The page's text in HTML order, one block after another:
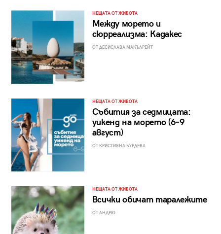
НЕЩАТА ОТ ЖИВОТА
Между морето и
сюрреализма: Кадакес
ОТ ДЕСИСЛАВА МАКЪЛРЕЙТ
НЕЩАТА ОТ ЖИВОТА
Събития за седмицата:
уикенд на морето (6–9
август)
ОТ КРИСТИЯНА БУРДЕВА
НЕЩАТА ОТ ЖИВОТА
Всички обичат таралежите
ОТ АНДРЮ